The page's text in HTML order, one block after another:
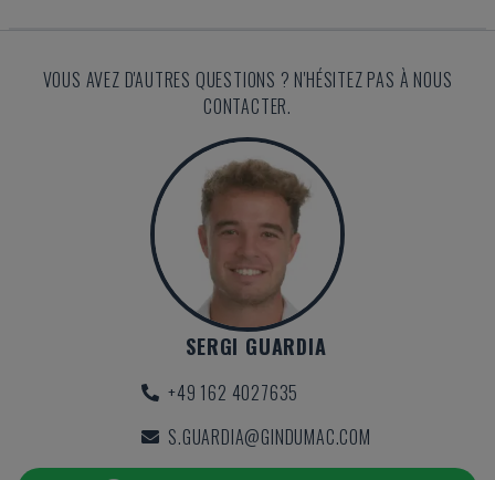
VOUS AVEZ D'AUTRES QUESTIONS ? N'HÉSITEZ PAS À NOUS
CONTACTER.
SERGI GUARDIA
+49 162 4027635
S.GUARDIA@GINDUMAC.COM